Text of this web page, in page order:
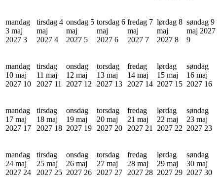
mandag
3 maj
2027 3
tirsdag 4
maj
2027 4
onsdag 5
maj
2027 5
torsdag 6
maj
2027 6
fredag 7
maj
2027 7
lørdag 8
maj
2027 8
søndag 9
maj 2027
9
mandag
10 maj
2027 10
tirsdag
11 maj
2027 11
onsdag
12 maj
2027 12
torsdag
13 maj
2027 13
fredag
14 maj
2027 14
lørdag
15 maj
2027 15
søndag
16 maj
2027 16
mandag
17 maj
2027 17
tirsdag
18 maj
2027 18
onsdag
19 maj
2027 19
torsdag
20 maj
2027 20
fredag
21 maj
2027 21
lørdag
22 maj
2027 22
søndag
23 maj
2027 23
mandag
24 maj
2027 24
tirsdag
25 maj
2027 25
onsdag
26 maj
2027 26
torsdag
27 maj
2027 27
fredag
28 maj
2027 28
lørdag
29 maj
2027 29
søndag
30 maj
2027 30